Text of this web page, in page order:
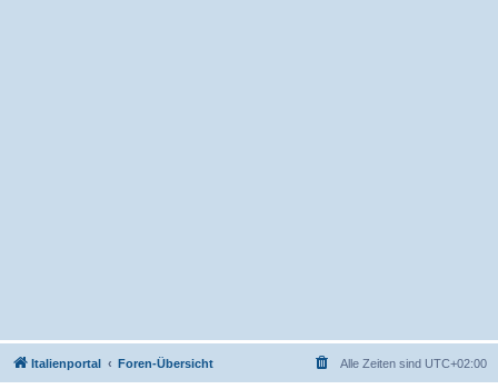
Italienportal Foren-Übersicht Alle Zeiten sind UTC+02:00